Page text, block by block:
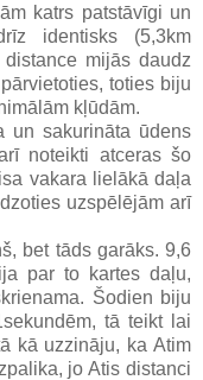
katrs patstāvīgi un
identisks (5,3km
mijās daudz
toties biju
kļūdām.
un sakurināta ūdens
noteikti atceras šo
vakara lielākā daļa
uzspēlējām arī
bet tāds garāks. 9,6
par to kartes daļu,
Šodien biju
tā teikt lai
kā uzzināju, ka Atim
jo Atis distanci